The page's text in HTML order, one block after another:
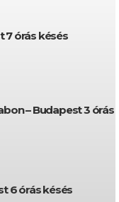
7 órás késés
– Budapest 3 órás
6 órás késés